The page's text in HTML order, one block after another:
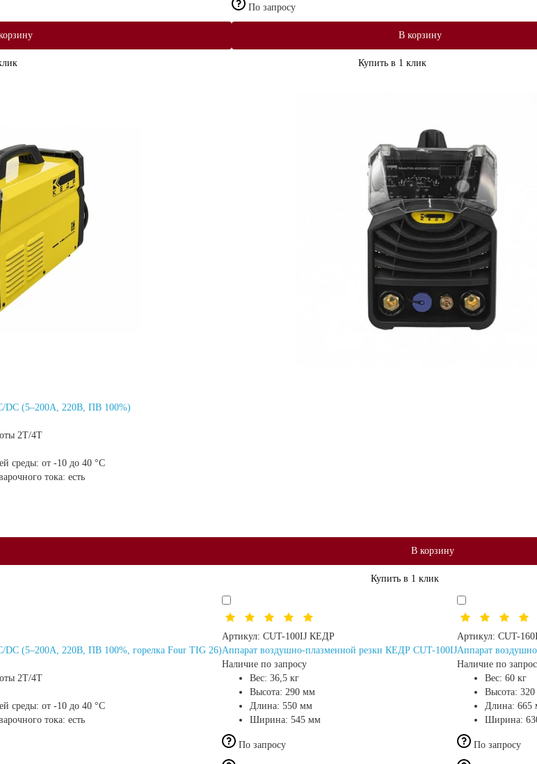
По запросу
В корзину
Купить в 1 клик
DC (5–200А, 220В, ПВ 100%)
2Т/4Т
среды: от -10 до 40 °С
тока: есть
В корзину
Купить в 1 клик
(5–200А, 220В, ПВ 100%, горелка Four TIG 26)
2Т/4Т
среды: от -10 до 40 °С
тока: есть
Артикул: CUT-100IJ КЕДР
Аппарат воздушно-плазменной резки КЕДР CUT-100IJ
Наличие по запросу
Вес: 36,5 кг
Высота: 290 мм
Длина: 550 мм
Ширина: 545 мм
По запросу
Артикул: CUT-
Аппарат
Наличие по
Вес: 60 кг
Высота:
Длина: 665
Ширина:
По запросу